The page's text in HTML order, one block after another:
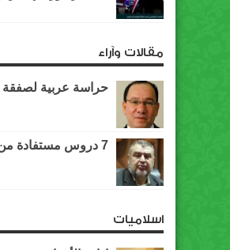
مقالات وآراء
حراسة عربية لصفقة
7 دروس مستفادة من ثورة يناير
اسلاميات